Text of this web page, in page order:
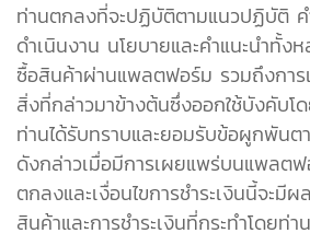
ท่านตกลงที่จะปฏิบัติตามแนวปฏิบัติ ค
ดำเนินงาน นโยบายและคำแนะนำทั้ง
ซื้อสินค้าผ่านแพลตฟอร์ม รวมถึงการ
สิ่งที่กล่าวมาข้างต้นซึ่งออกใช้บังคับโด
ท่านได้รับทราบและยอมรับข้อผูกพันต
ดังกล่าวเมื่อมีการเผยแพร่บนแพลต
ตกลงและเงื่อนไขการชำระเงินนี้จะมี
สินค้าและการชำระเงินที่กระทำโดยท่